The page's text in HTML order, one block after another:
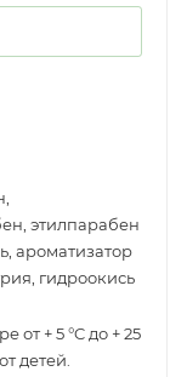
этилпарабен
ароматизатор
гидроокись
от + 5 °C до + 25
детей.